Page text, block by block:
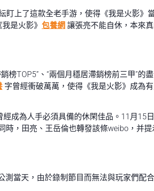
盯上了這款全老手游，使得《我是火影》
是火影》 包養網 讓張亮不能自休，本來
TOP5”、“兩個月穩居滯銷榜前三甲”的
字曾經衝破萬萬，使得《我是火影》成為
成為人手必須具備的休閑佳品。11月15
時，田亮、王岳倫也轉發該條weibo，并提
當天，由於錄制節目而無法與玩家們配